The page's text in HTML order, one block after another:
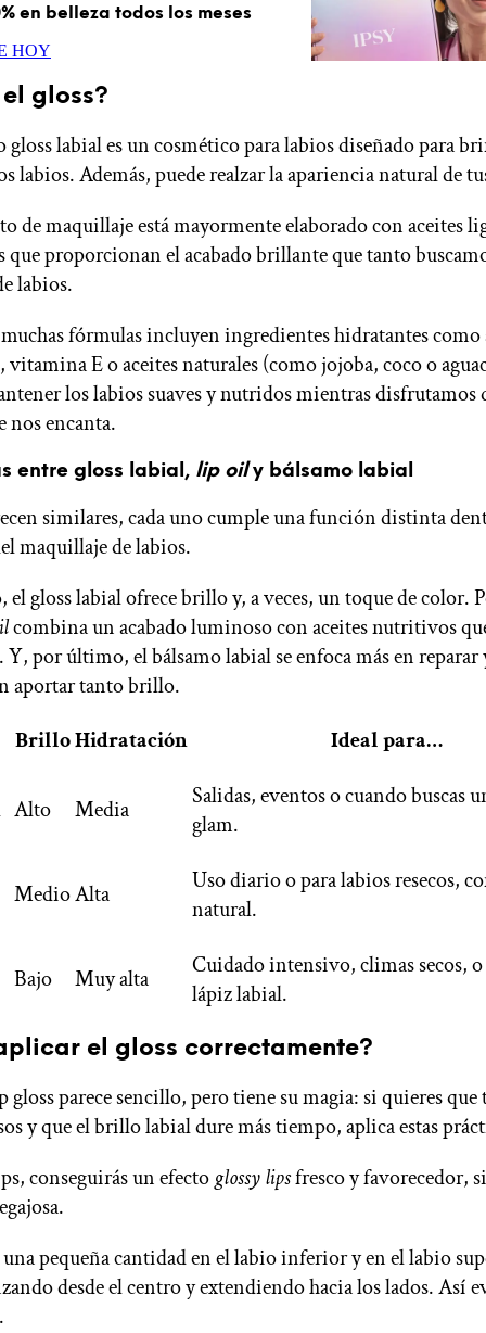
en belleza todos los meses
HOY
gloss?
gloss labial es un cosmético para labios diseñado para
labios. Además, puede realzar la apariencia natural de
de maquillaje está mayormente elaborado con aceites
que proporcionan el acabado brillante que tanto
labios.
fórmulas incluyen ingredientes hidratantes como
E o aceites naturales (como jojoba, coco o
los labios suaves y nutridos mientras disfrutamos
nos encanta.
entre gloss labial, lip oily bálsamo labial
similares, cada uno cumple una función distinta
maquillaje de labios.
el gloss labial ofrece brillo y, a veces, un toque de color.
combina un acabado luminoso con aceites nutritivos
por último, el bálsamo labial se enfoca más en reparar
aportar tanto brillo.
BrilloHidratación Ideal para…
Alto Media
Salidas, eventos o cuando buscas
glam.
MedioAlta
Uso diario o para labios resecos,
natural.
Bajo Muy alta
Cuidado intensivo, climas secos, o
lápiz labial.
el gloss correctamente?
parece sencillo, pero tiene su magia: si quieres que
y que el brillo labial dure más tiempo, aplica estas
conseguirás un efectoglossy lipsfresco y favorecedor,
pequeña cantidad en el labio inferior y en el labio
desde el centro y extendiendo hacia los lados. Así